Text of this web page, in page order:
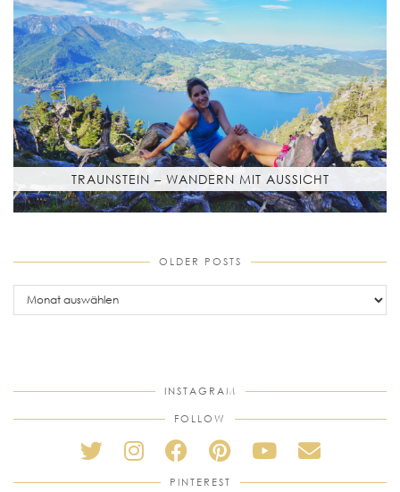
TRAUNSTEIN – WANDERN MIT AUSSICHT
OLDER POSTS
older
posts
INSTAGRAM
FOLLOW
PINTEREST